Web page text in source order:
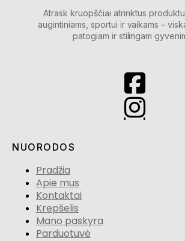
Atrask kruopščiai atrinktus
augintiniams, sportui ir vaikams –
patogiam ir stilingam
NUORODOS
Pradžia
Apie mus
Kontaktai
Krepšelis
Mano paskyra
Parduotuvė